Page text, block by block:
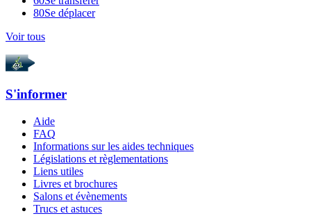
80Se déplacer
Voir tous
S'informer
Aide
FAQ
Informations sur les aides techniques
Législations et règlementations
Liens utiles
Livres et brochures
Salons et évènements
Trucs et astuces